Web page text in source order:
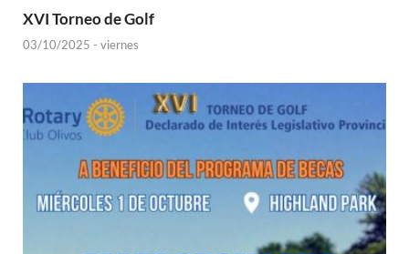
XVI Torneo de Golf
03/10/2025 - viernes